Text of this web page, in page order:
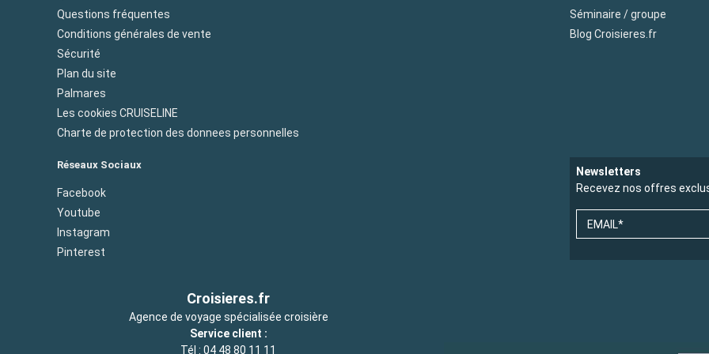
Questions fréquentes
Conditions générales de vente
Sécurité
Plan du site
Palmares
Les cookies CRUISELINE
Charte de protection des donnees personnelles
Séminaire / groupe
Blog Croisieres.fr
Réseaux Sociaux
Facebook
Youtube
Instagram
Pinterest
Newsletters
Recevez nos offres
EMAIL*
Croisieres.fr
Agence de voyage spécialisée croisière
Service client :
Tél : 04 48 80 11 11